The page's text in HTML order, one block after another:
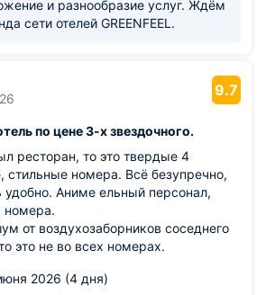
и разнообразие услуг. Ждём
сети отелей GREENFEEL.
9.7
по цене 3-х звездочного.
ресторан, то это твердые 4
стильные номера. Всё безупречно,
удобно. Аниме ельный персонал,
номера.
от воздухозаборников соседнего
это не во всех номерах.
2026 (4 дня)